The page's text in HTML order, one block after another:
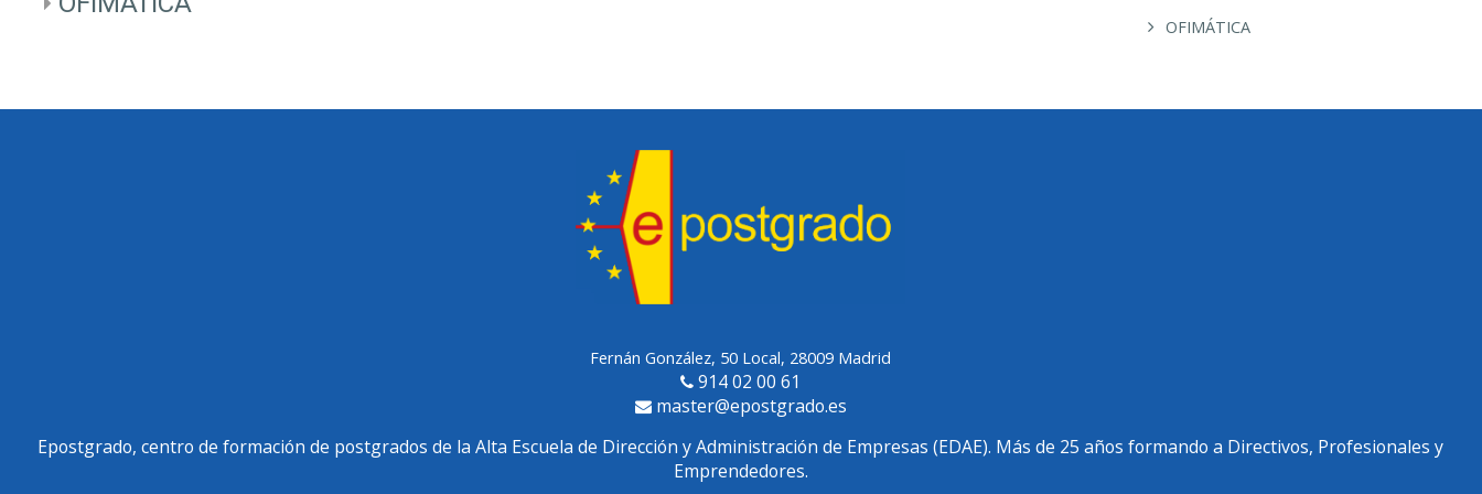
OFIMÁTICA
Fernán González, 50 Local, 28009 Madrid
914 02 00 61
master@epostgrado.es
Epostgrado, centro de formación de postgrados de la Alta Escuela de Dirección y Administración de Empresas (EDAE). Más de 25 años formando a Directivos, Profesionales y
Emprendedores.